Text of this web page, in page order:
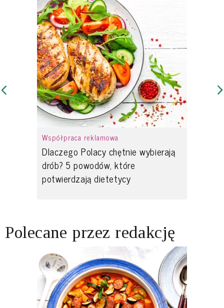
Współpraca reklamowa
Dlaczego Polacy chętnie wybierają
drób? 5 powodów, które
potwierdzają dietetycy
Polecane przez redakcję